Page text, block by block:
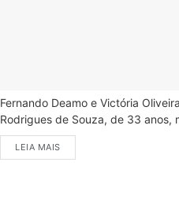
Fernando Deamo e Victória
Rodrigues de Souza, de 33 anos,
LEIA MAIS